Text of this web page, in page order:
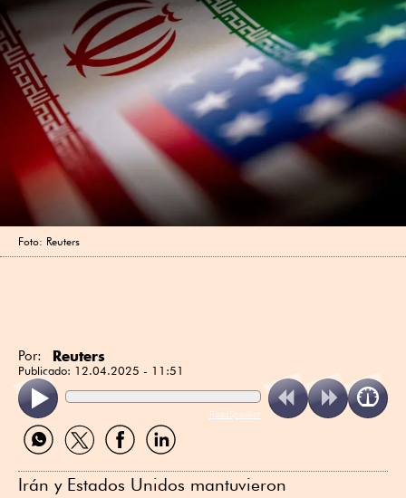
Foto: Reuters
Por: Reuters
Publicado: 12.04.2025 - 11:51
ReadSpeaker
Compartir
por
Compartir
por
Compartir
por
Compartir
por
Irán y Estados Unidos mantuvieron